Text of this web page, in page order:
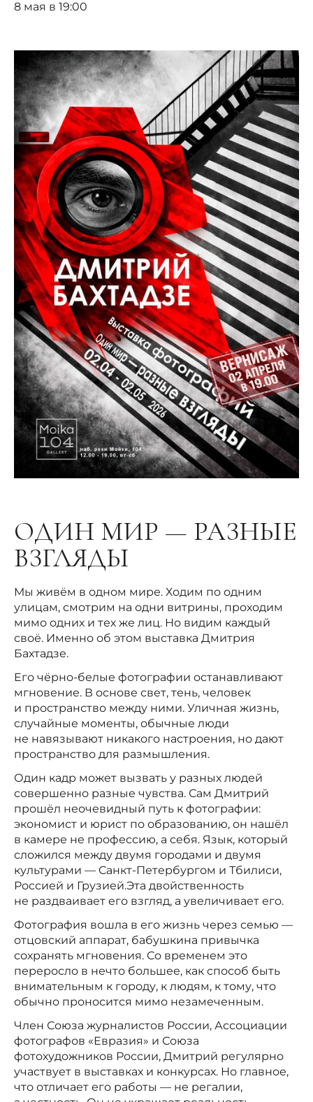
8 мая в 19:00
ОДИН МИР — РАЗНЫЕ
ВЗГЛЯДЫ
Мы живём в одном мире. Ходим по одним
улицам, смотрим на одни витрины, проходим
мимо одних и тех же лиц. Но видим каждый
своё. Именно об этом выставка Дмитрия
Бахтадзе.
Его чёрно-белые фотографии останавливают
мгновение. В основе свет, тень, человек
и пространство между ними. Уличная жизнь,
случайные моменты, обычные люди
не навязывают никакого настроения, но дают
пространство для размышления.
Один кадр может вызвать у разных людей
совершенно разные чувства. Сам Дмитрий
прошёл неочевидный путь к фотографии:
экономист и юрист по образованию, он нашёл
в камере не профессию, а себя. Язык, который
сложился между двумя городами и двумя
культурами — Санкт-Петербургом и Тбилиси,
Россией и Грузией.Эта двойственность
не раздваивает его взгляд, а увеличивает его.
Фотография вошла в его жизнь через семью —
отцовский аппарат, бабушкина привычка
сохранять мгновения. Со временем это
переросло в нечто большее, как способ быть
внимательным к городу, к людям, к тому, что
обычно проносится мимо незамеченным.
Член Союза журналистов России, Ассоциации
фотографов «Евразия» и Союза
фотохудожников России, Дмитрий регулярно
участвует в выставках и конкурсах. Но главное,
что отличает его работы — не регалии,